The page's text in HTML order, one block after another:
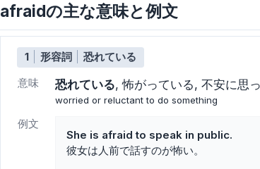
afraidの主な意味と例文
1 形容詞
恐れている
意味
恐れている 怖がっている 不安に思
worried or reluctant to do something
例文
She is afraid to speak in public.
彼女は人前で話すのが怖い。